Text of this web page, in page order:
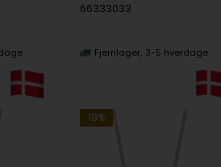
66333033
Fjernlager 3-5 hverdage
19%